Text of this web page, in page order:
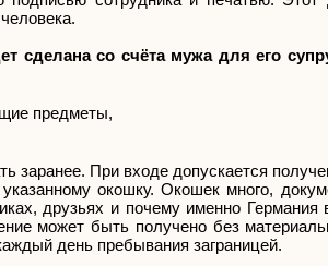
сделана со счёта мужа для его
предметы,
заранее. При входе допускается
окошку. Окошек много,
друзьях и почему именно
может быть получено без
день пребывания заграницей.